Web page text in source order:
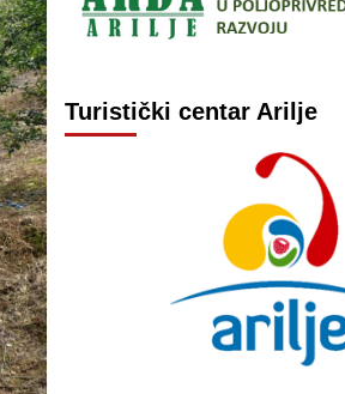
Turistički centar Arilje